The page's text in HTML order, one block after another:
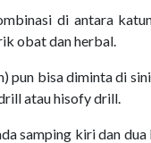
di antara
obat dan herbal.
bisa diminta di
atau hisofy drill.
samping kiri dan